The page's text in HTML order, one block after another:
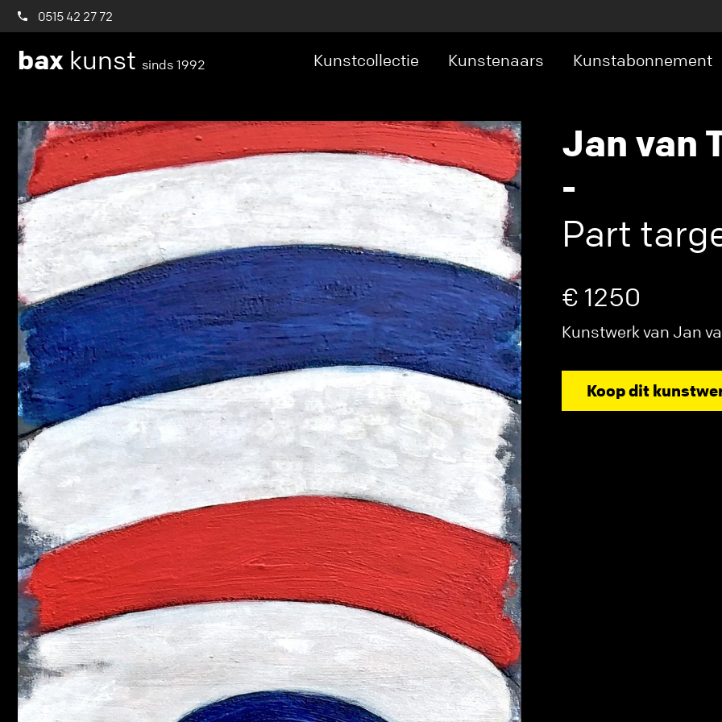
0515 42 27 72
bax kunst sinds 1992 Kunstcollectie Kunstenaars Kunstabonnement
Jan van
-
Part
€ 1250
Kunstwerk van Jan
Koop dit